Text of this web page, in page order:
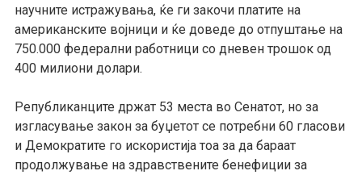
научните истражувања, ќе ги закочи платите на
американските војници и ќе доведе до отпуштање на
750.000 федерални работници со дневен трошок од
400 милиони долари.
Републиканците држат 53 места во Сенатот, но за
изгласување закон за буџетот се потребни 60 гласови
и Демократите го искористија тоа за да бараат
продолжување на здравствените бенефиции за